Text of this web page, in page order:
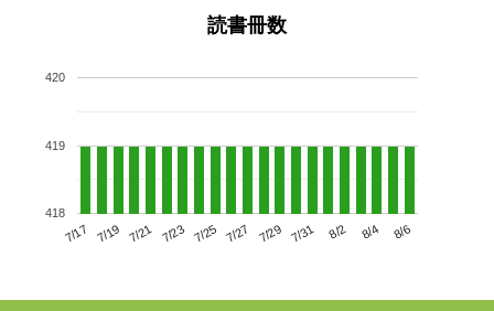
読書冊数
7/17 7/19 7/21 7/23 7/25 7/27 7/29 7/31 8/2 8/4 8/6
418
419
420